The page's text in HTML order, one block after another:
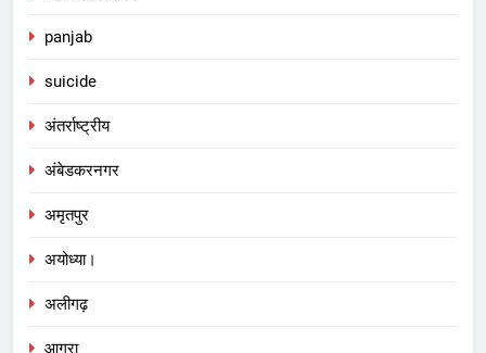
panjab
suicide
अंतर्राष्ट्रीय
अंबेडकरनगर
अमृतपुर
अयोध्या।
अलीगढ़
आगरा